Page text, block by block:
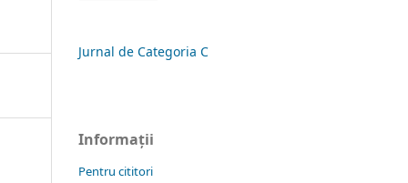
Jurnal de Categoria C
Informații
Pentru cititori